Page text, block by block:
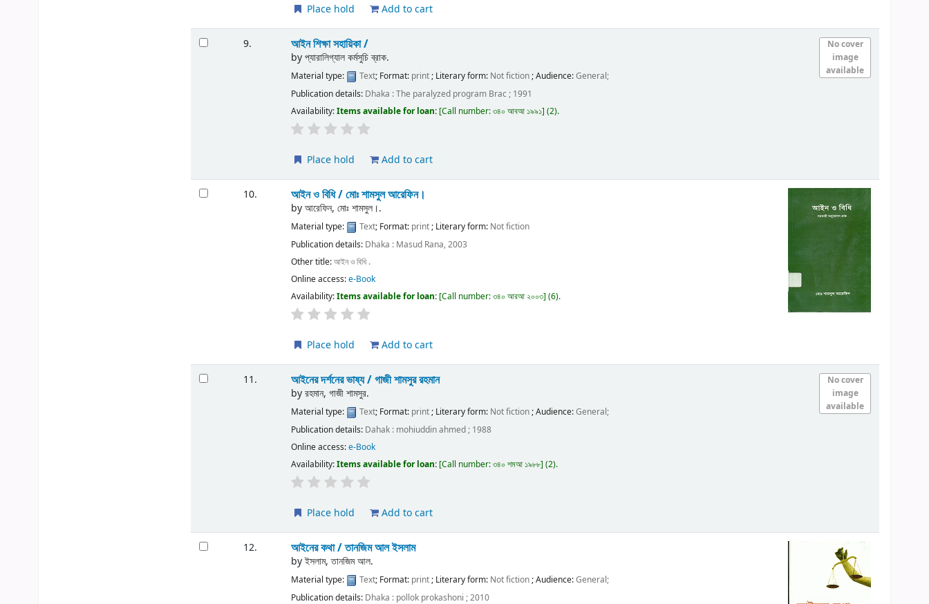
Place hold Add to cart
9.
No cover
image
available
আইন শিক্ষা সহায়িকা /
byপ্যারালিগ্যাল কর্মসুচি ব্রাক.
Material type: Text; Format: print; Literary form: Not fiction; Audience:General;
Publication details: Dhaka :The paralyzed program Brac ; 1991
Availability:Items available for loan: Call number:৩৪০ আবআ ১৯৯১ (2).
Place hold Add to cart
10. আইন ও বিধি /মোঃ শামসুল আরেফিন।
byআরেফিন, মোঃ শামসুল।.
Material type: Text; Format: print; Literary form: Not fiction
Publication details: Dhaka : Masud Rana,2003
Other title:আইন ও বিধি .
Online access:e-Book
Availability:Items available for loan: Call number:৩৪০ আরআ ২০০৩ (6).
Place hold Add to cart
11.
No cover
image
available
আইনের দর্শনের ভাষ্য /গাজী শামসুর রহমান
byরহমান, গাজী শামসুর.
Material type: Text; Format: print; Literary form: Not fiction; Audience:General;
Publication details: Dahak : mohiuddin ahmed ; 1988
Online access:e-Book
Availability:Items available for loan: Call number:৩৪০ শমআ ১৯৮৮ (2).
Place hold Add to cart
12. আইনের কথা /তানজিম আল ইসলাম
byইসলাম, তানজিম আল.
Material type: Text; Format: print; Literary form: Not fiction; Audience:General;
Publication details: Dhaka : pollok prokashoni ;2010